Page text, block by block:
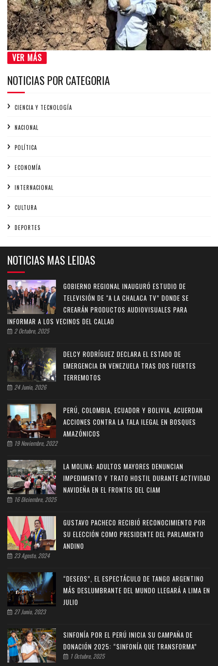
VER MÁS
NOTICIAS POR CATEGORIA
CIENCIA Y TECNOLOGÍA
NACIONAL
POLÍTICA
ECONOMÍA
INTERNACIONAL
CULTURA
DEPORTES
NOTICIAS MAS LEIDAS
GOBIERNO REGIONAL INAUGURÓ ESTUDIO DE
TELEVISIÓN DE “A LA CHALACA TV” DONDE SE
CREARÁN PRODUCTOS AUDIOVISUALES PARA
INFORMAR A LOS VECINOS DEL CALLAO
2 Octubre, 2025
DELCY RODRÍGUEZ DECLARA EL ESTADO DE
EMERGENCIA EN VENEZUELA TRAS DOS FUERTES
TERREMOTOS
24 Junio, 2026
PERÚ, COLOMBIA, ECUADOR Y BOLIVIA, ACUERDAN
ACCIONES CONTRA LA TALA ILEGAL EN BOSQUES
AMAZÓNICOS
19 Noviembre, 2022
LA MOLINA: ADULTOS MAYORES DENUNCIAN
IMPEDIMENTO Y TRATO HOSTIL DURANTE ACTIVIDAD
NAVIDEÑA EN EL FRONTIS DEL CIAM
16 Diciembre, 2025
GUSTAVO PACHECO RECIBIÓ RECONOCIMIENTO POR
SU ELECCIÓN COMO PRESIDENTE DEL PARLAMENTO
ANDINO
23 Agosto, 2024
“DESEOS”, EL ESPECTÁCULO DE TANGO ARGENTINO
MÁS DESLUMBRANTE DEL MUNDO LLEGARÁ A LIMA EN
JULIO
27 Junio, 2023
SINFONÍA POR EL PERÚ INICIA SU CAMPAÑA DE
DONACIÓN 2025: “SINFONÍA QUE TRANSFORMA”
1 Octubre, 2025